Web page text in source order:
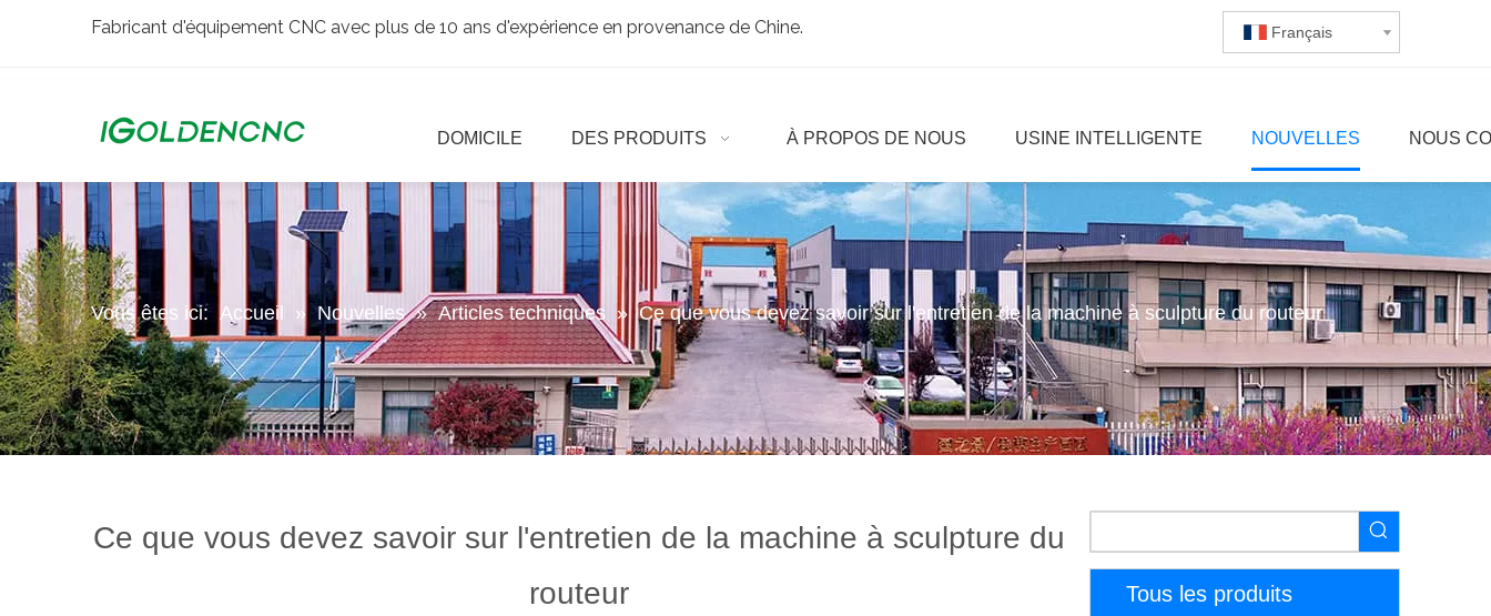
Fabricant d'équipement CNC avec plus de 10 ans d'expérience en provenance de Chine. Français
DOMICILE DES PRODUITS À PROPOS DE NOUS USINE INTELLIGENTE NOUVELLES NOUS
Vous êtes ici: Accueil » Nouvelles » Articles techniques » Ce que vous devez savoir sur l'entretien de la machine à sculpture du routeur
Ce que vous devez savoir sur l'entretien de la machine à sculpture du
routeur
Tous les produits